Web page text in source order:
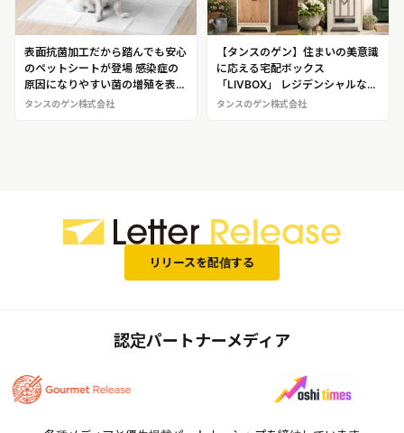
表面抗菌加工だから踏んでも安心
のペットシートが登場 感染症の
原因になりやすい菌の増殖を表面
からカット
タンスのゲン株式会社
【タンスのゲン】住まいの美意識
に応える宅配ボックス
「LIVBOX」 レジデンシャルな美
しさと実用性を兼ね備えた新モデ
タンスのゲン株式会社
リリースを配信する
認定パートナーメディア